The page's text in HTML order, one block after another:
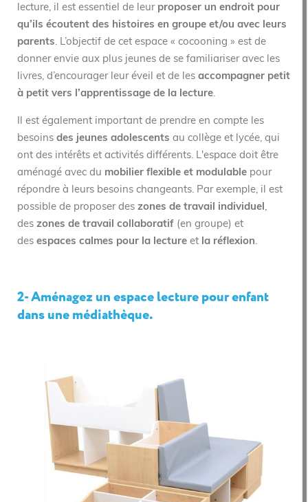
lecture, il est essentiel de leur proposer un endroit pour
qu’ils écoutent des histoires en groupe et/ou avec leurs
parents. L’objectif de cet espace « cocooning » est de
donner envie aux plus jeunes de se familiariser avec les
livres, d’encourager leur éveil et de les accompagner petit
à petit vers l’apprentissage de la lecture.
Il est également important de prendre en compte les
besoins des jeunes adolescents au collège et lycée, qui
ont des intérêts et activités différents. L'espace doit être
aménagé avec du mobilier flexible et modulable pour
répondre à leurs besoins changeants. Par exemple, il est
possible de proposer des zones de travail individuel ,
des zones de travail collaboratif (en groupe) et
des espaces calmes pour la lecture et la réflexion.
2- Aménagez un espace lecture pour enfant
dans une médiathèque.